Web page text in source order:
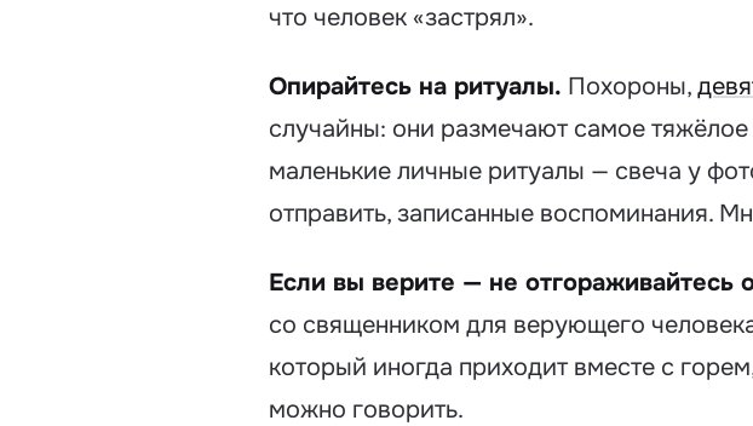
что человек «застрял».
Опирайтесь на ритуалы. Похороны,
случайны: они размечают самое
маленькие личные ритуалы — свеча у
отправить, записанные воспоминания.
Если вы верите — не отгораживайтесь
со священником для верующего
который иногда приходит вместе с
можно говорить.